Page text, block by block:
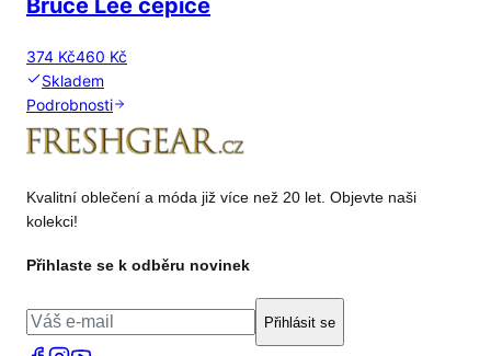
Bruce Lee čepice
374 Kč460 Kč
Skladem
Podrobnosti
Kvalitní oblečení a móda již více než 20 let. Objevte naši
kolekci!
Přihlaste se k odběru novinek
Přihlásit se